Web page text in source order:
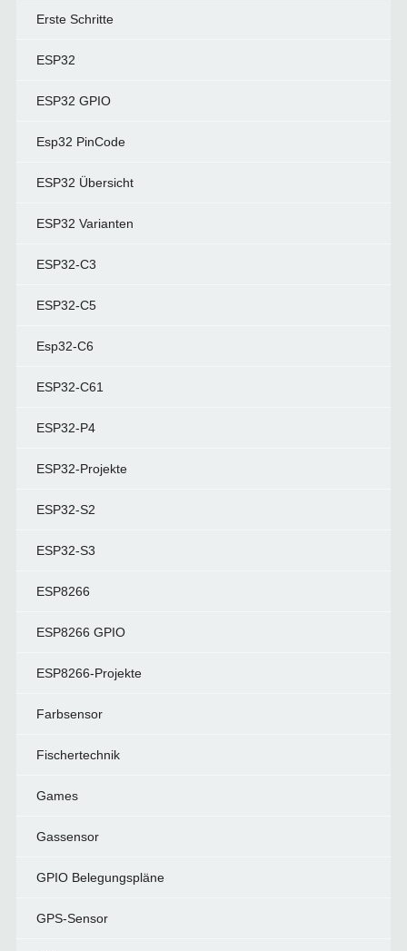
Erste Schritte
ESP32
ESP32 GPIO
Esp32 PinCode
ESP32 Übersicht
ESP32 Varianten
ESP32-C3
ESP32-C5
Esp32-C6
ESP32-C61
ESP32-P4
ESP32-Projekte
ESP32-S2
ESP32-S3
ESP8266
ESP8266 GPIO
ESP8266-Projekte
Farbsensor
Fischertechnik
Games
Gassensor
GPIO Belegungspläne
GPS-Sensor